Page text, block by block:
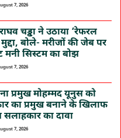
7, 2026
चड्ढा ने उठाया ‘रेफरल
बोले- मरीजों की जेब पर
मनी सिस्टम का बोझ
7, 2026
प्रमुख मोहम्मद यूनुस को
का प्रमुख बनाने के खिलाफ
सलाहकार का दावा
7, 2026